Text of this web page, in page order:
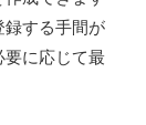
録する手間が
要に応じて最